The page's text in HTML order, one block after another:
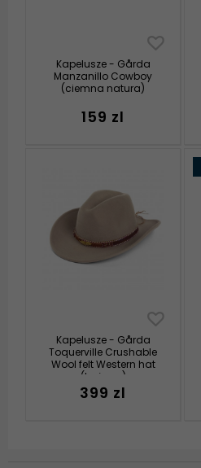
Kapelusze - Gårda
Manzanillo Cowboy
(ciemna natura)
159 zl
Kapelusze - Gårda
Toquerville Crushable
Wool felt Western hat
(beżowy)
399 zl